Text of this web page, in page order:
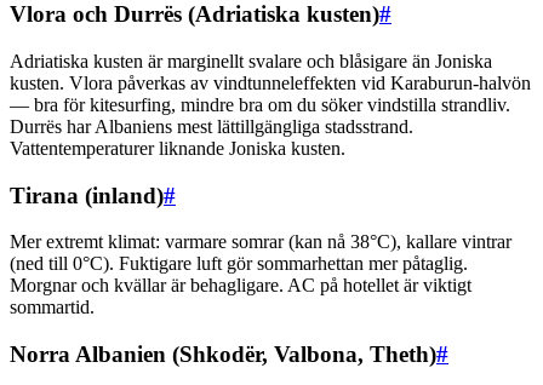
Vlora och Durrës (Adriatiska kusten)#
Adriatiska kusten är marginellt svalare och blåsigare än Joniska
kusten. Vlora påverkas av vindtunneleffekten vid Karaburun-halvön
— bra för kitesurfing, mindre bra om du söker vindstilla strandliv.
Durrës har Albaniens mest lättillgängliga stadsstrand.
Vattentemperaturer liknande Joniska kusten.
Tirana (inland)#
Mer extremt klimat: varmare somrar (kan nå 38°C), kallare vintrar
(ned till 0°C). Fuktigare luft gör sommarhettan mer påtaglig.
Morgnar och kvällar är behagligare. AC på hotellet är viktigt
sommartid.
Norra Albanien (Shkodër, Valbona, Theth)#